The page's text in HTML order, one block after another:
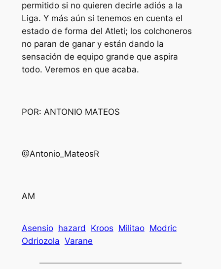
permitido si no quieren decirle adiós a la
Liga. Y más aún si tenemos en cuenta el
estado de forma del Atleti; los colchoneros
no paran de ganar y están dando la
sensación de equipo grande que aspira
todo. Veremos en que acaba.
POR: ANTONIO MATEOS
@Antonio_MateosR
AM
Asensio hazard Kroos Militao Modric
Odriozola Varane